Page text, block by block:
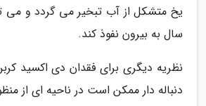
یخ متشکل از آب تبخیر می گردد و می
سال به بیرون نفوذ کند.
نظریه دیگری برای فقدان دی اکسید
دنباله دار ممکن است در ناحیه ای از